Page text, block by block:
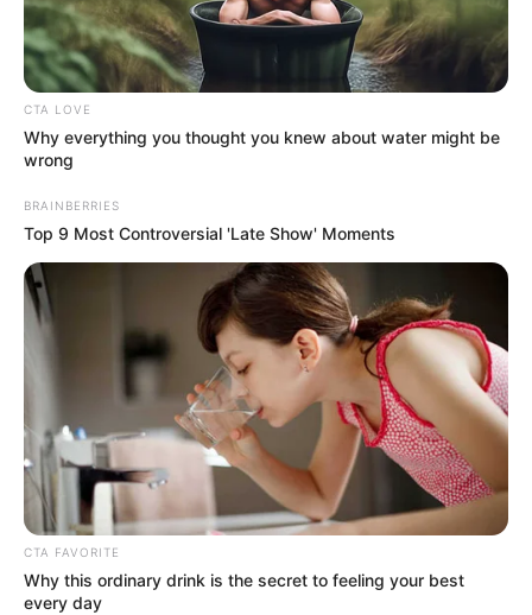
CTA LOVE
Why everything you thought you knew about water might be
wrong
BRAINBERRIES
Top 9 Most Controversial 'Late Show' Moments
CTA FAVORITE
Why this ordinary drink is the secret to feeling your best
every day